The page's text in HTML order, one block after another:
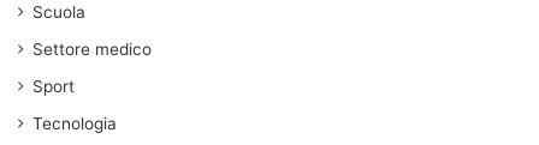
Scuola
Settore medico
Sport
Tecnologia